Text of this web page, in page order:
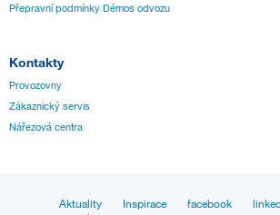
Přepravní podmínky Démos odvozu
Kontakty
Provozovny
Zákaznický servis
Nářezová centra
Aktuality Inspirace facebook